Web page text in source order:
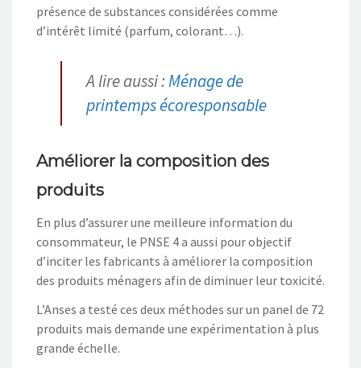
présence de substances considérées comme
d’intérêt limité (parfum, colorant…).
A lire aussi :Ménage de
printemps écoresponsable
Améliorer la composition des
produits
En plus d’assurer une meilleure information du
consommateur, le PNSE 4 a aussi pour objectif
d’inciter les fabricants à améliorer la composition
des produits ménagers afin de diminuer leur toxicité.
L’Anses a testé ces deux méthodes sur un panel de 72
produits mais demande une expérimentation à plus
grande échelle.